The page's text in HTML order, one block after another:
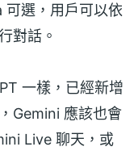
選，用戶可以依
對話。
一樣，已經新增
Gemini 應該也會
Live 聊天，或